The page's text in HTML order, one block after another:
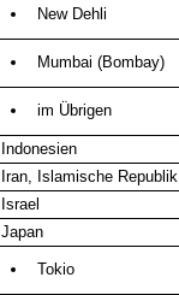
New Dehli
Mumbai (Bombay)
im Übrigen
Indonesien
Iran, Islamische Republik
Israel
Japan
Tokio